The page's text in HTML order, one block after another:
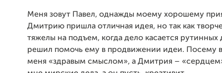
Меня зовут Павел, однажды моему хорошему
Дмитрию пришла отличная идея, но так как
тяжелы на подъем, когда дело касается рутинных
решил помочь ему в продвижении идеи. Посему
меня «здравым смыслом», а Дмитрия –